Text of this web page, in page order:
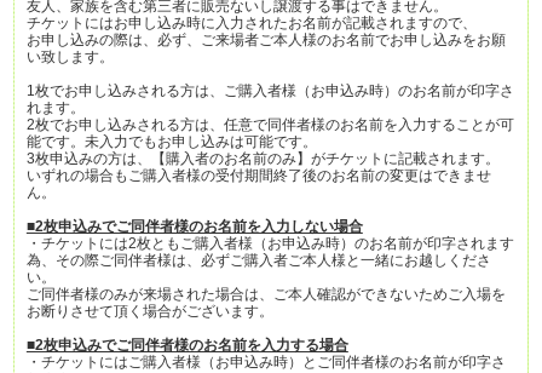
友人、家族を含む第三者に販売ないし譲渡する事はできません。
チケットにはお申し込み時に入力されたお名前が記載されますので、
お申し込みの際は、必ず、ご来場者ご本人様のお名前でお申し込みをお願
い致します。
1枚でお申し込みされる方は、ご購入者様（お申込み時）のお名前が印字さ
れます。
2枚でお申し込みされる方は、任意で同伴者様のお名前を入力することが可
能です。未入力でもお申し込みは可能です。
3枚申込みの方は、【購入者のお名前のみ】がチケットに記載されます。
いずれの場合もご購入者様の受付期間終了後のお名前の変更はできませ
ん。
■2枚申込みでご同伴者様のお名前を入力しない場合
・チケットには2枚ともご購入者様（お申込み時）のお名前が印字されます
為、その際ご同伴者様は、必ずご購入者ご本人様と一緒にお越しくださ
い。
ご同伴者様のみが来場された場合は、ご本人確認ができないためご入場を
お断りさせて頂く場合がございます。
■2枚申込みでご同伴者様のお名前を入力する場合
・チケットにはご購入者様（お申込み時）とご同伴者様のお名前が印字さ